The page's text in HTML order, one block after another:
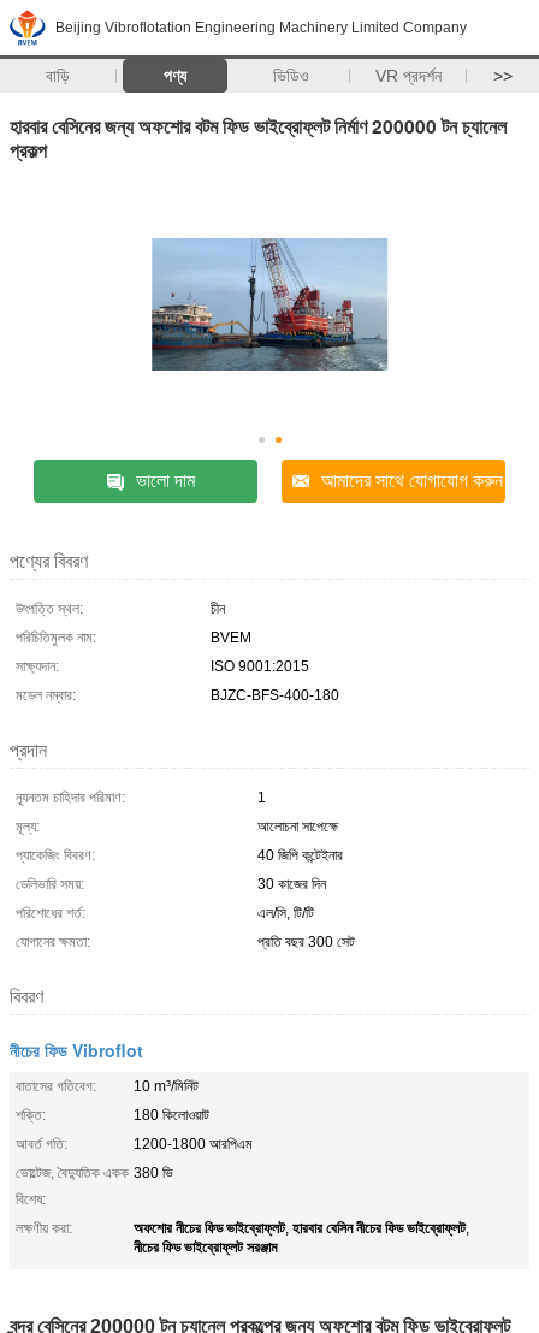
Beijing Vibroflotation Engineering Machinery Limited Company
বাড়ি পণ্য ভিডিও VR প্রদর্শন >>
হারবার বেসিনের জন্য অফশোর বটম ফিড ভাইব্রোফ্লট নির্মাণ 200000 টন চ্যানেল
প্রকল্প
ভালো দাম আমাদের সাথে যোগাযোগ করুন
পণ্যের বিবরণ
উৎপত্তি স্থল:
চীন
পরিচিতিমুলক নাম:
BVEM
সাক্ষ্যদান:
ISO 9001:2015
মডেল নম্বার:
BJZC-BFS-400-180
প্রদান
ন্যূনতম চাহিদার পরিমাণ:
1
মূল্য:
আলোচনা সাপেক্ষে
প্যাকেজিং বিবরণ:
40 জিপি কন্টেইনার
ডেলিভারি সময়:
30 কাজের দিন
পরিশোধের শর্ত:
এল/সি, টি/টি
যোগানের ক্ষমতা:
প্রতি বছর 300 সেট
বিবরণ
নীচের ফিড Vibroflot
বাতাসের গতিবেগ:
10 m³/মিনিট
শক্তি:
180 কিলোওয়াট
আবর্ত গতি:
1200-1800 আরপিএম
ভোল্টেজ, বৈদ্যুতিক একক
বিশেষ:
380 ভি
লক্ষণীয় করা: অফশোর নীচের ফিড ভাইব্রোফ্লট, হারবার বেসিন নীচের ফিড ভাইব্রোফ্লট,
নীচের ফিড ভাইব্রোফ্লট সরঞ্জাম
বন্দর বেসিনের 200000 টন চ্যানেল প্রকল্পের জন্য অফশোর বটম ফিড ভাইব্রোফ্লট